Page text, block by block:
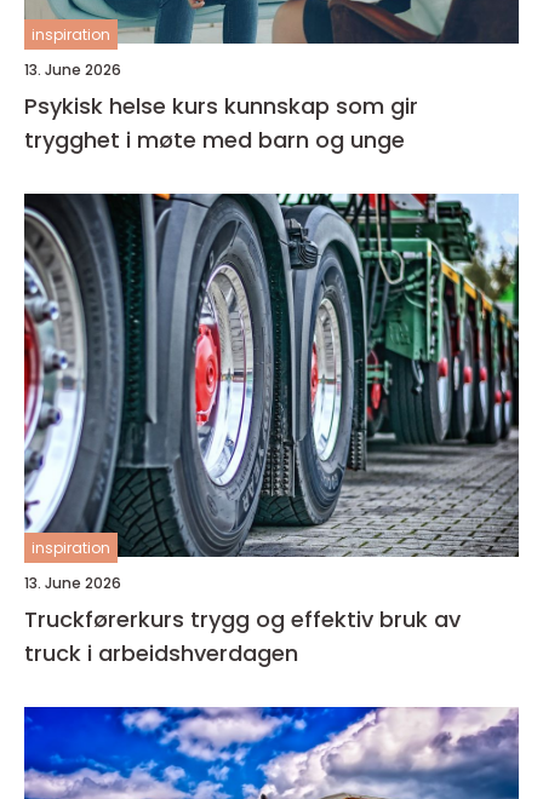
inspiration
13. June 2026
Psykisk helse kurs kunnskap som gir
trygghet i møte med barn og unge
inspiration
13. June 2026
Truckførerkurs trygg og effektiv bruk av
truck i arbeidshverdagen